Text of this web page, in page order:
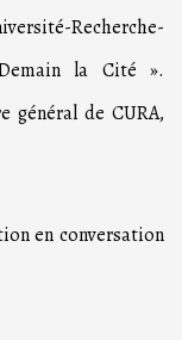
Recherche-
la Cité ».
général de CURA,
en conversation